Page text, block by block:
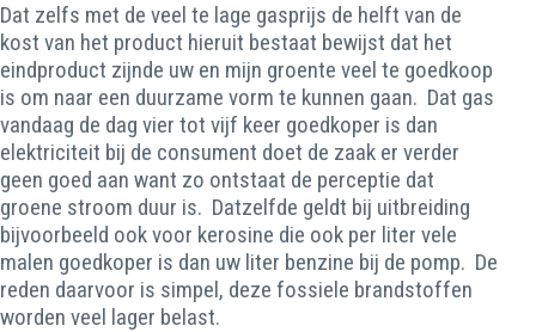
Dat zelfs met de veel te lage gasprijs de helft van de
kost van het product hieruit bestaat bewijst dat het
eindproduct zijnde uw en mijn groente veel te goedkoop
is om naar een duurzame vorm te kunnen gaan. Dat gas
vandaag de dag vier tot vijf keer goedkoper is dan
elektriciteit bij de consument doet de zaak er verder
geen goed aan want zo ontstaat de perceptie dat
groene stroom duur is. Datzelfde geldt bij uitbreiding
bijvoorbeeld ook voor kerosine die ook per liter vele
malen goedkoper is dan uw liter benzine bij de pomp. De
reden daarvoor is simpel, deze fossiele brandstoffen
worden veel lager belast.